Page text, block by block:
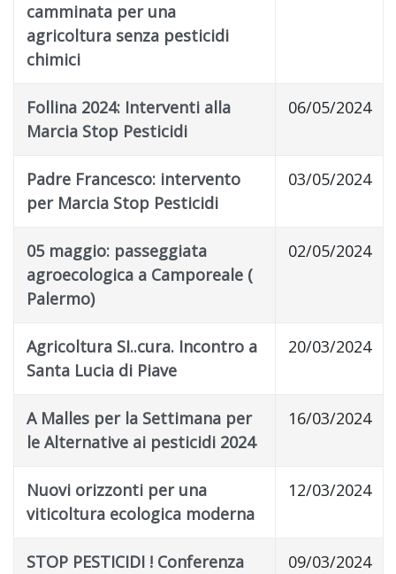
camminata per una
agricoltura senza pesticidi
chimici
Follina 2024: Interventi alla
Marcia Stop Pesticidi
06/05/2024
Padre Francesco: intervento
per Marcia Stop Pesticidi
03/05/2024
05 maggio: passeggiata
agroecologica a Camporeale (
Palermo)
02/05/2024
Agricoltura SI..cura. Incontro a
Santa Lucia di Piave
20/03/2024
A Malles per la Settimana per
le Alternative ai pesticidi 2024
16/03/2024
Nuovi orizzonti per una
viticoltura ecologica moderna
12/03/2024
STOP PESTICIDI ! Conferenza
09/03/2024